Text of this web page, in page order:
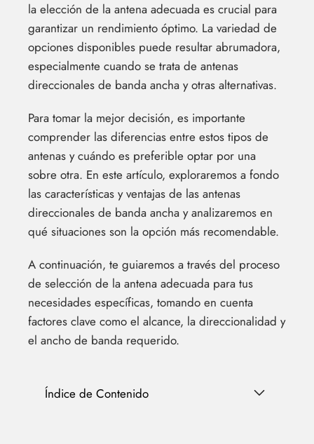
la elección de la antena adecuada es crucial para
garantizar un rendimiento óptimo. La variedad de
opciones disponibles puede resultar abrumadora,
especialmente cuando se trata de antenas
direccionales de banda ancha y otras alternativas.
Para tomar la mejor decisión, es importante
comprender las diferencias entre estos tipos de
antenas y cuándo es preferible optar por una
sobre otra. En este artículo, exploraremos a fondo
las características y ventajas de las antenas
direccionales de banda ancha y analizaremos en
qué situaciones son la opción más recomendable.
A continuación, te guiaremos a través del proceso
de selección de la antena adecuada para tus
necesidades específicas, tomando en cuenta
factores clave como el alcance, la direccionalidad y
el ancho de banda requerido.
Índice de Contenido